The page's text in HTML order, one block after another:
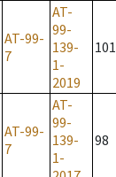
AT-99-
7
AT-
99-
139-
1-
2019
101
AT-99-
7
AT-
99-
139-
1-
98